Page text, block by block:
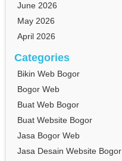
June 2026
May 2026
April 2026
Categories
Bikin Web Bogor
Bogor Web
Buat Web Bogor
Buat Website Bogor
Jasa Bogor Web
Jasa Desain Website Bogor